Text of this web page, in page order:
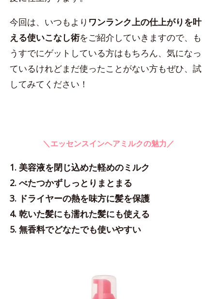
今回は、いつもより ワンランク上の仕上がりを叶
える使いこなし術をご紹介していきますので、も
うすでにゲットしている方はもちろん、気になっ
ているけれどまだ使ったことがない方もぜひ、試
してみてください！
＼エッセンスインヘアミルクの魅力／
1. 美容液を閉じ込めた軽めのミルク
2. べたつかずしっとりまとまる
3. ドライヤーの熱を味方に髪を保護
4. 乾いた髪にも濡れた髪にも使える
5. 無香料でどなたでも使いやすい